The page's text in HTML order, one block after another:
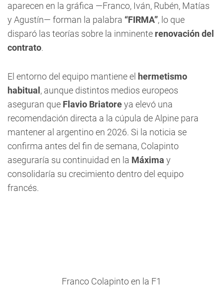
aparecen en la gráfica —Franco, Iván, Rubén, Matías
y Agustín— forman la palabra “FIRMA”, lo que
disparó las teorías sobre la inminente renovación del
contrato.
El entorno del equipo mantiene el hermetismo
habitual , aunque distintos medios europeos
aseguran que Flavio Briatoreya elevó una
recomendación directa a la cúpula de Alpine para
mantener al argentino en 2026. Si la noticia se
confirma antes del fin de semana, Colapinto
aseguraría su continuidad en la Máxima y
consolidaría su crecimiento dentro del equipo
francés.
Franco Colapinto en la F1